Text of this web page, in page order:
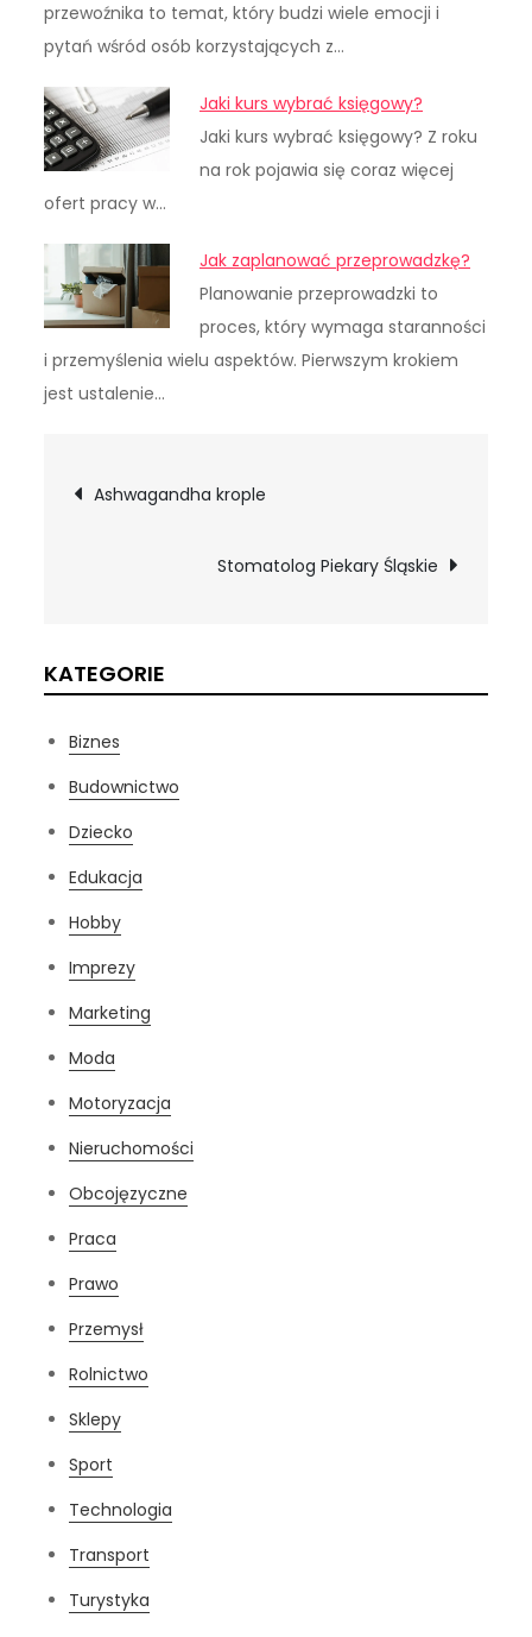
przewoźnika to temat, który budzi wiele emocji i
pytań wśród osób korzystających z…
Jaki kurs wybrać księgowy?
Jaki kurs wybrać księgowy? Z roku
na rok pojawia się coraz więcej
ofert pracy w…
Jak zaplanować przeprowadzkę?
Planowanie przeprowadzki to
proces, który wymaga staranności
i przemyślenia wielu aspektów. Pierwszym krokiem
jest ustalenie…
Nawigacja
wpisu
Ashwagandha krople
Stomatolog Piekary Śląskie
KATEGORIE
Biznes
Budownictwo
Dziecko
Edukacja
Hobby
Imprezy
Marketing
Moda
Motoryzacja
Nieruchomości
Obcojęzyczne
Praca
Prawo
Przemysł
Rolnictwo
Sklepy
Sport
Technologia
Transport
Turystyka